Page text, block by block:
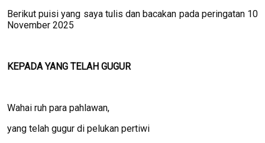
Berikut puisi yang saya tulis dan bacakan pada peringatan 10
November 2025
KEPADA YANG TELAH GUGUR
Wahai ruh para pahlawan,
yang telah gugur di pelukan pertiwi